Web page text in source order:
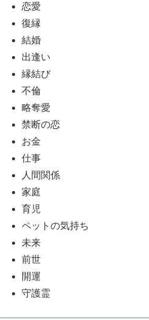
恋愛
復縁
結婚
出逢い
縁結び
不倫
略奪愛
禁断の恋
お金
仕事
人間関係
家庭
育児
ペットの気持ち
未来
前世
開運
守護霊